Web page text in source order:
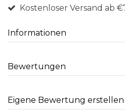
Kostenloser Versand ab
Informationen
Bewertungen
Eigene Bewertung erstellen